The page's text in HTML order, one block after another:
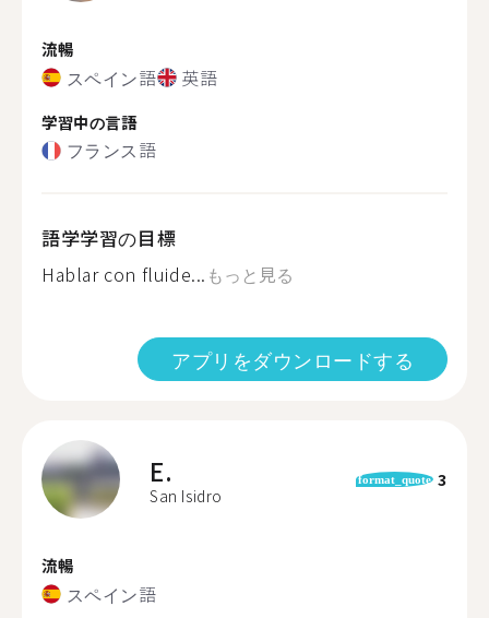
流暢
スペイン語 英語
学習中の言語
フランス語
語学学習の目標
Hablar con fluide... もっと見る
アプリをダウンロードする
E.
San Isidro
format_quote 3
流暢
スペイン語